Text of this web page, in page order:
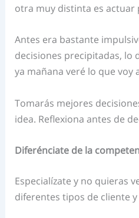
otra muy distinta es actuar
Antes era bastante
decisiones precipitadas, lo
ya mañana veré lo que voy
Tomarás mejores
idea. Reflexiona antes de
Diferénciate de la
Especialízate y no quieras
diferentes tipos de cliente